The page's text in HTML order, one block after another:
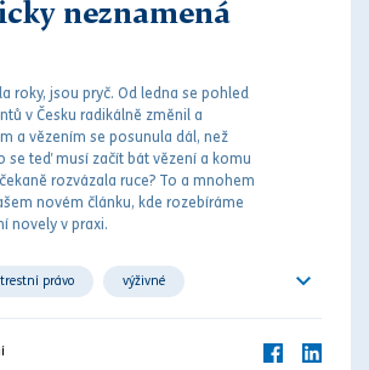
neznamená
roky, jsou pryč. Od ledna se pohled
ů v Česku radikálně změnil a
a vězením se posunula dál, než
se teď musí začít bát vězení a komu
rozvázala ruce? To a mnohem
novém článku, kde rozebíráme
novely v praxi.
trestní právo výživné